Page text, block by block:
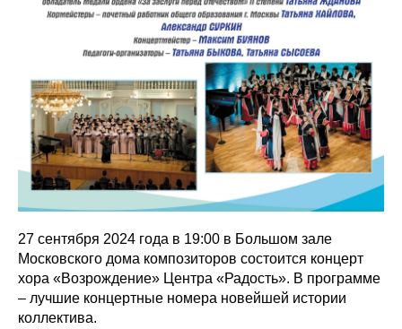
27 сентября 2024 года в 19:00 в Большом зале
Московского дома композиторов состоится концерт
хора «Возрождение» Центра «Радость». В программе
– лучшие концертные номера новейшей истории
коллектива.